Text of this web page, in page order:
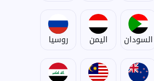
السودان اليمن روسيا